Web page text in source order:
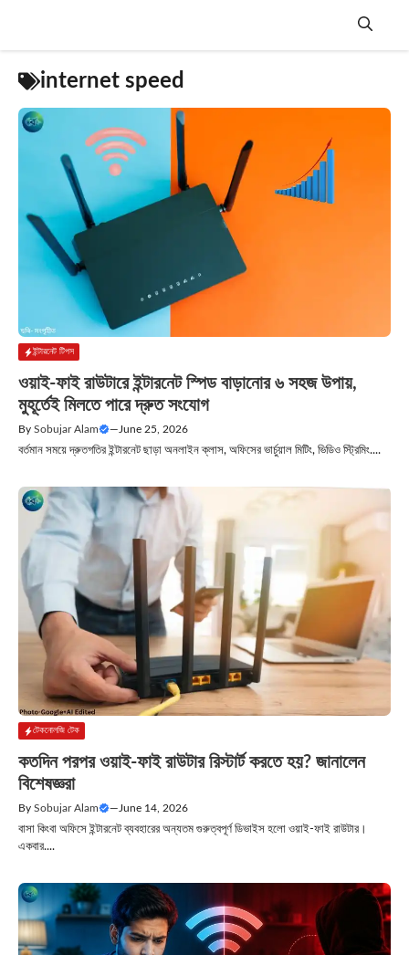
Menu
internet speed
ইন্টারনেট টিপস
ওয়াই-ফাই রাউটারে ইন্টারনেট স্পিড বাড়ানোর ৬ সহজ উপায়,
মুহূর্তেই মিলতে পারে দ্রুত সংযোগ
By Sobujar Alam — June 25, 2026
বর্তমান সময়ে দ্রুতগতির ইন্টারনেট ছাড়া অনলাইন ক্লাস, অফিসের ভার্চুয়াল মিটিং, ভিডিও স্ট্রিমিং....
টেকনোলজি টেক
কতদিন পরপর ওয়াই-ফাই রাউটার রিস্টার্ট করতে হয়? জানালেন
বিশেষজ্ঞরা
By Sobujar Alam — June 14, 2026
বাসা কিংবা অফিসে ইন্টারনেট ব্যবহারের অন্যতম গুরুত্বপূর্ণ ডিভাইস হলো ওয়াই-ফাই রাউটার।
একবার....